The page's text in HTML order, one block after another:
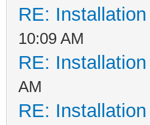
RE:
10:09 AM
RE:
AM
RE: